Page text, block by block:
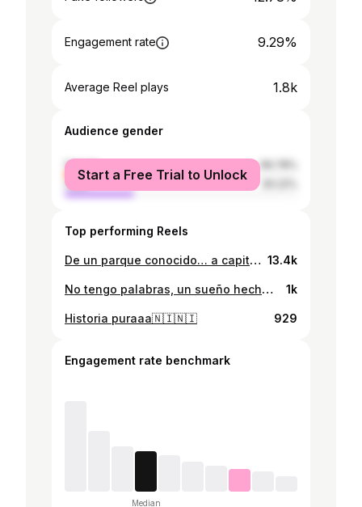
Engagement rate 9.29%
Average Reel plays 1.8k
Audience gender
female
male
Start a Free Trial to Unlock
Top performing Reels
De un parque conocido… a capitán de la Selección Nicaragüense de Baloncesto🚀 Conocé la historia de Frank Garth y prepárate para verlo en acción en la AmeriCup 2025 🏀🔥 📅 Del 22 al 31 de agosto, la cancha del Polideportivo Alexis Argüello nos espera para apoyar juntos a Nicaragua 🇳🇮 #basketball #americup #nicaragua #rocketboy 13.4k
No tengo palabras, un sueño hecho realidad, honestamente no puedo dejar de pensarlo🥹🥹.. no c cuando volveré a jugar en casa con mi selección pero yo se que este fue mi momento mas feliz 😭.. y solo quiero agradecer a todo mundo mi familia, amigos, mis jefes, mis coach , todos los que apoyan desde afuera y a todo mundo en general ☝🏾🇳🇮 hay mucho trabajo pero por ahora soy feliz❤️🫡🚀 Rocket fucking boy❤️ 1k
Historia puraaa🇳🇮🇳🇮 929
Engagement rate benchmark
Median